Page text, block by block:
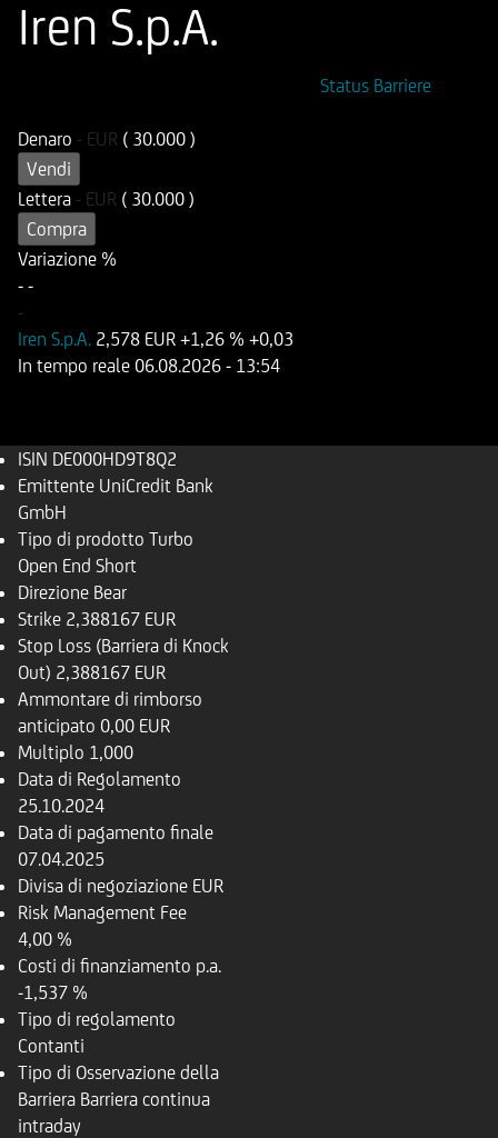
Iren S.p.A.
Status Barriere
Denaro - EUR ( 30.000 )
Vendi
Lettera - EUR ( 30.000 )
Compra
Variazione %
- -
-
Iren S.p.A. 2,578 EUR +1,26 % +0,03
In tempo reale 06.08.2026 - 13:54
ISIN DE000HD9T8Q2
Emittente UniCredit Bank
GmbH
Tipo di prodotto Turbo
Open End Short
Direzione Bear
Strike 2,388167 EUR
Stop Loss (Barriera di Knock
Out) 2,388167 EUR
Ammontare di rimborso
anticipato 0,00 EUR
Multiplo 1,000
Data di Regolamento
25.10.2024
Data di pagamento finale
07.04.2025
Divisa di negoziazione EUR
Risk Management Fee
4,00 %
Costi di finanziamento p.a.
-1,537 %
Tipo di regolamento
Contanti
Tipo di Osservazione della
Barriera Barriera continua
intraday